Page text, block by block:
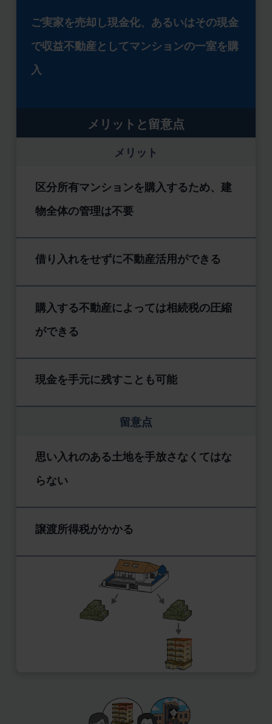
ご実家を売却し現金化、あるいはその現金
で収益不動産としてマンションの一室を購
入
メリットと留意点
メリット
区分所有マンションを購入するため、建
物全体の管理は不要
借り入れをせずに不動産活用ができる
購入する不動産によっては相続税の圧縮
ができる
現金を手元に残すことも可能
留意点
思い入れのある土地を手放さなくてはな
らない
譲渡所得税がかかる